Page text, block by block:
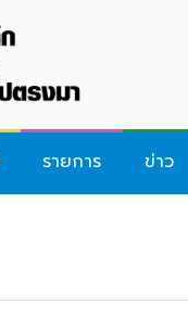
รายการ ข่าว